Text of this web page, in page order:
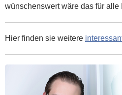
wünschenswert wäre das für
Hier finden sie weitere